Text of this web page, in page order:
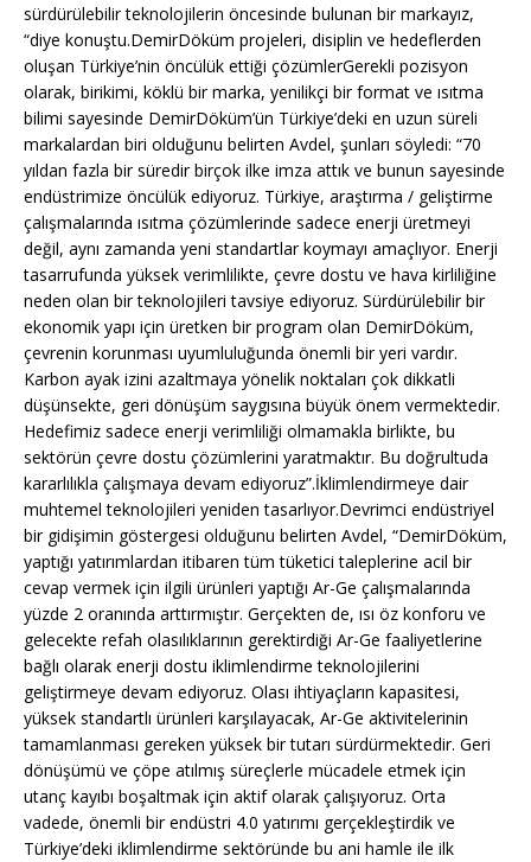
sürdürülebilir teknolojilerin öncesinde bulunan bir markayız,
“diye konuştu.DemirDöküm projeleri, disiplin ve hedeflerden
oluşan Türkiye’nin öncülük ettiği çözümlerGerekli pozisyon
olarak, birikimi, köklü bir marka, yenilikçi bir format ve ısıtma
bilimi sayesinde DemirDöküm’ün Türkiye’deki en uzun süreli
markalardan biri olduğunu belirten Avdel, şunları söyledi: “70
yıldan fazla bir süredir birçok ilke imza attık ve bunun sayesinde
endüstrimize öncülük ediyoruz. Türkiye, araştırma / geliştirme
çalışmalarında ısıtma çözümlerinde sadece enerji üretmeyi
değil, aynı zamanda yeni standartlar koymayı amaçlıyor. Enerji
tasarrufunda yüksek verimlilikte, çevre dostu ve hava kirliliğine
neden olan bir teknolojileri tavsiye ediyoruz. Sürdürülebilir bir
ekonomik yapı için üretken bir program olan DemirDöküm,
çevrenin korunması uyumluluğunda önemli bir yeri vardır.
Karbon ayak izini azaltmaya yönelik noktaları çok dikkatli
düşünsekte, geri dönüşüm saygısına büyük önem vermektedir.
Hedefimiz sadece enerji verimliliği olmamakla birlikte, bu
sektörün çevre dostu çözümlerini yaratmaktır. Bu doğrultuda
kararlılıkla çalışmaya devam ediyoruz”.İklimlendirmeye dair
muhtemel teknolojileri yeniden tasarlıyor.Devrimci endüstriyel
bir gidişimin göstergesi olduğunu belirten Avdel, “DemirDöküm,
yaptığı yatırımlardan itibaren tüm tüketici taleplerine acil bir
cevap vermek için ilgili ürünleri yaptığı Ar-Ge çalışmalarında
yüzde 2 oranında arttırmıştır. Gerçekten de, ısı öz konforu ve
gelecekte refah olasılıklarının gerektirdiği Ar-Ge faaliyetlerine
bağlı olarak enerji dostu iklimlendirme teknolojilerini
geliştirmeye devam ediyoruz. Olası ihtiyaçların kapasitesi,
yüksek standartlı ürünleri karşılayacak, Ar-Ge aktivitelerinin
tamamlanması gereken yüksek bir tutarı sürdürmektedir. Geri
dönüşümü ve çöpe atılmış süreçlerle mücadele etmek için
utanç kayıbı boşaltmak için aktif olarak çalışıyoruz. Orta
vadede, önemli bir endüstri 4.0 yatırımı gerçekleştirdik ve
Türkiye’deki iklimlendirme sektöründe bu ani hamle ile ilk